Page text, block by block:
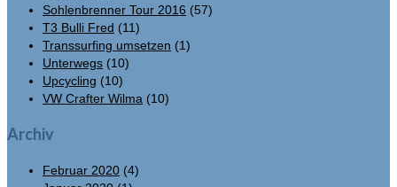
Sohlenbrenner Tour 2016 (57)
T3 Bulli Fred (11)
Transsurfing umsetzen (1)
Unterwegs (10)
Upcycling (10)
VW Crafter Wilma (10)
Archiv
Februar 2020 (4)